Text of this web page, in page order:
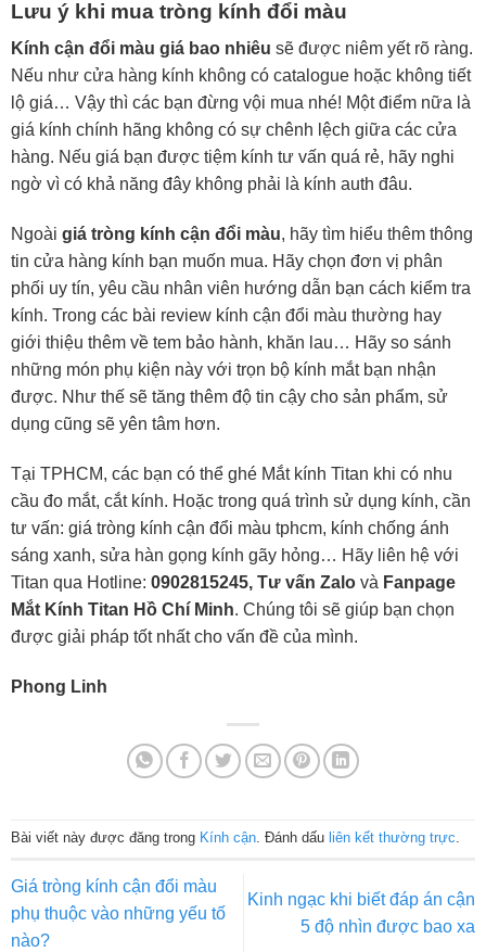
Lưu ý khi mua tròng kính đổi màu
Kính cận đổi màu giá bao nhiêu sẽ được niêm yết rõ ràng.
Nếu như cửa hàng kính không có catalogue hoặc không tiết
lộ giá… Vậy thì các bạn đừng vội mua nhé! Một điểm nữa là
giá kính chính hãng không có sự chênh lệch giữa các cửa
hàng. Nếu giá bạn được tiệm kính tư vấn quá rẻ, hãy nghi
ngờ vì có khả năng đây không phải là kính auth đâu.
Ngoài giá tròng kính cận đổi màu, hãy tìm hiểu thêm thông
tin cửa hàng kính bạn muốn mua. Hãy chọn đơn vị phân
phối uy tín, yêu cầu nhân viên hướng dẫn bạn cách kiểm tra
kính. Trong các bài review kính cận đổi màu thường hay
giới thiệu thêm về tem bảo hành, khăn lau… Hãy so sánh
những món phụ kiện này với trọn bộ kính mắt bạn nhận
được. Như thế sẽ tăng thêm độ tin cậy cho sản phẩm, sử
dụng cũng sẽ yên tâm hơn.
Tại TPHCM, các bạn có thể ghé Mắt kính Titan khi có nhu
cầu đo mắt, cắt kính. Hoặc trong quá trình sử dụng kính, cần
tư vấn: giá tròng kính cận đổi màu tphcm, kính chống ánh
sáng xanh, sửa hàn gọng kính gãy hỏng… Hãy liên hệ với
Titan qua Hotline: 0902815245, Tư vấn Zalovà Fanpage
Mắt Kính Titan Hồ Chí Minh. Chúng tôi sẽ giúp bạn chọn
được giải pháp tốt nhất cho vấn đề của mình.
Phong Linh
Bài viết này được đăng trong Kính cận. Đánh dấu liên kết thường trực.
Giá tròng kính cận đổi màu
phụ thuộc vào những yếu tố
nào?
Kinh ngạc khi biết đáp án cận
5 độ nhìn được bao xa